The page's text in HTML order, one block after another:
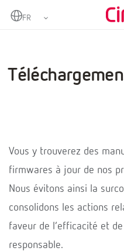
Home
Vous y trouverez des
firmwares à jour de nos
Nous évitons ainsi la
consolidons les actions
faveur de l’efficacité et
responsable.